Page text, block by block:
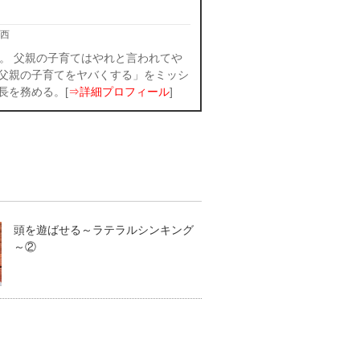
父親の子育てはやれと言われてや
親の子育てをヤバくする」をミッシ
を務める。[⇒詳細プロフィール]
頭を遊ばせる～ラテラルシンキング
～②